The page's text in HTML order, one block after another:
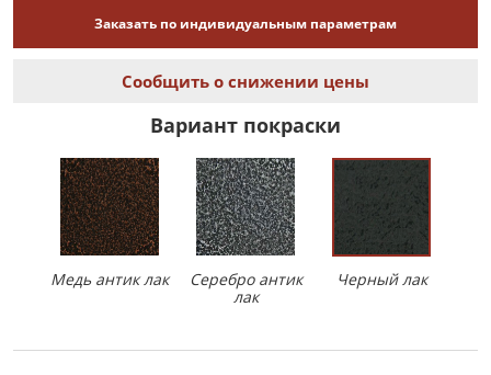
Заказать по индивидуальным параметрам
Сообщить о снижении цены
Вариант покраски
Медь антик лак
Серебро антик
лак
Черный лак